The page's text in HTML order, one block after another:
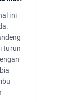
ini
turun